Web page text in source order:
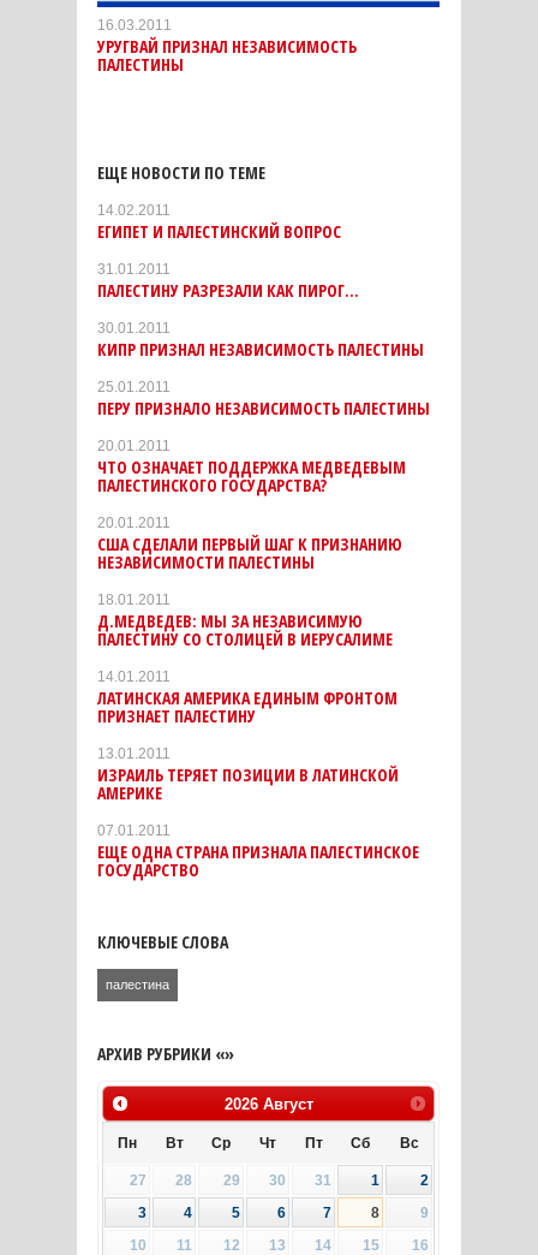
16.03.2011
УРУГВАЙ ПРИЗНАЛ НЕЗАВИСИМОСТЬ
ПАЛЕСТИНЫ
ЕЩЕ НОВОСТИ ПО ТЕМЕ
14.02.2011
ЕГИПЕТ И ПАЛЕСТИНСКИЙ ВОПРОС
31.01.2011
ПАЛЕСТИНУ РАЗРЕЗАЛИ КАК ПИРОГ...
30.01.2011
КИПР ПРИЗНАЛ НЕЗАВИСИМОСТЬ ПАЛЕСТИНЫ
25.01.2011
ПЕРУ ПРИЗНАЛО НЕЗАВИСИМОСТЬ ПАЛЕСТИНЫ
20.01.2011
ЧТО ОЗНАЧАЕТ ПОДДЕРЖКА МЕДВЕДЕВЫМ
ПАЛЕСТИНСКОГО ГОСУДАРСТВА?
20.01.2011
США СДЕЛАЛИ ПЕРВЫЙ ШАГ К ПРИЗНАНИЮ
НЕЗАВИСИМОСТИ ПАЛЕСТИНЫ
18.01.2011
Д.МЕДВЕДЕВ: МЫ ЗА НЕЗАВИСИМУЮ
ПАЛЕСТИНУ СО СТОЛИЦЕЙ В ИЕРУСАЛИМЕ
14.01.2011
ЛАТИНСКАЯ АМЕРИКА ЕДИНЫМ ФРОНТОМ
ПРИЗНАЕТ ПАЛЕСТИНУ
13.01.2011
ИЗРАИЛЬ ТЕРЯЕТ ПОЗИЦИИ В ЛАТИНСКОЙ
АМЕРИКЕ
07.01.2011
ЕЩЕ ОДНА СТРАНА ПРИЗНАЛА ПАЛЕСТИНСКОЕ
ГОСУДАРСТВО
КЛЮЧЕВЫЕ СЛОВА
палестина
АРХИВ РУБРИКИ «»
2026 Август
Пн Вт Ср Чт Пт Сб Вс
27 28 29 30 31 1
2
3
4 5 6 7 8
9
10
11 12 13 14 15
16